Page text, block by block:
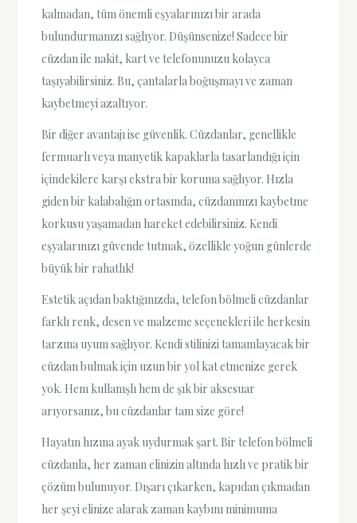
kalmadan, tüm önemli eşyalarınızı bir arada
bulundurmanızı sağlıyor. Düşünsenize! Sadece bir
cüzdan ile nakit, kart ve telefonunuzu kolayca
taşıyabilirsiniz. Bu, çantalarla boğuşmayı ve zaman
kaybetmeyi azaltıyor.
Bir diğer avantajı ise güvenlik. Cüzdanlar, genellikle
fermuarlı veya manyetik kapaklarla tasarlandığı için
içindekilere karşı ekstra bir koruma sağlıyor. Hızla
giden bir kalabalığın ortasında, cüzdanınızı kaybetme
korkusu yaşamadan hareket edebilirsiniz. Kendi
eşyalarınızı güvende tutmak, özellikle yoğun günlerde
büyük bir rahatlık!
Estetik açıdan baktığınızda, telefon bölmeli cüzdanlar
farklı renk, desen ve malzeme seçenekleri ile herkesin
tarzına uyum sağlıyor. Kendi stilinizi tamamlayacak bir
cüzdan bulmak için uzun bir yol kat etmenize gerek
yok. Hem kullanışlı hem de şık bir aksesuar
arıyorsanız, bu cüzdanlar tam size göre!
Hayatın hızına ayak uydurmak şart. Bir telefon bölmeli
cüzdanla, her zaman elinizin altında hızlı ve pratik bir
çözüm bulunuyor. Dışarı çıkarken, kapıdan çıkmadan
her şeyi elinize alarak zaman kaybını minimuma